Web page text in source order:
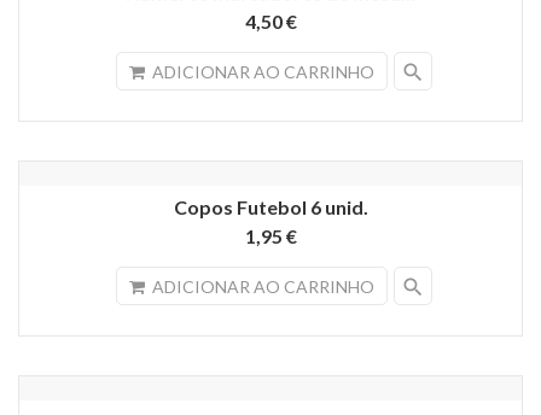
4,50 €
ADICIONAR AO CARRINHO search
Copos Futebol 6 unid.
1,95 €
ADICIONAR AO CARRINHO search